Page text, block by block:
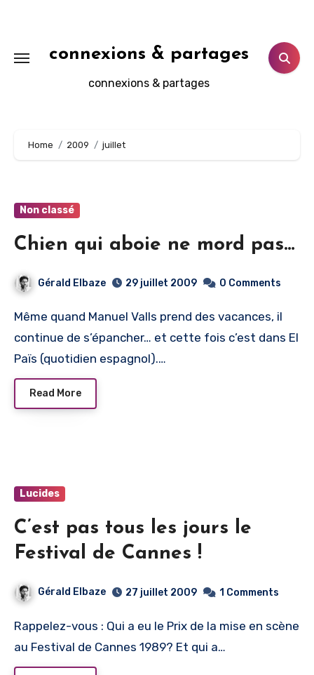
principal
connexions & partages
connexions & partages
Home 2009 juillet
Non classé
Chien qui aboie ne mord pas…
Gérald Elbaze 29 juillet 2009 0 Comments
Même quand Manuel Valls prend des vacances, il
continue de s’épancher… et cette fois c’est dans El
Païs (quotidien espagnol).…
Read More
Lucides
C’est pas tous les jours le
Festival de Cannes !
Gérald Elbaze 27 juillet 2009 1 Comments
Rappelez-vous : Qui a eu le Prix de la mise en scène
au Festival de Cannes 1989? Et qui a…